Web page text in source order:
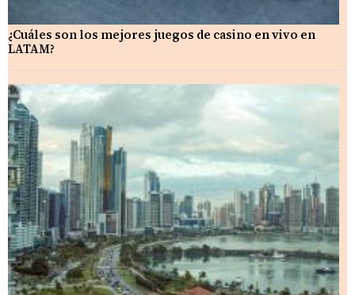
¿Cuáles son los mejores juegos de casino en vivo en
LATAM?